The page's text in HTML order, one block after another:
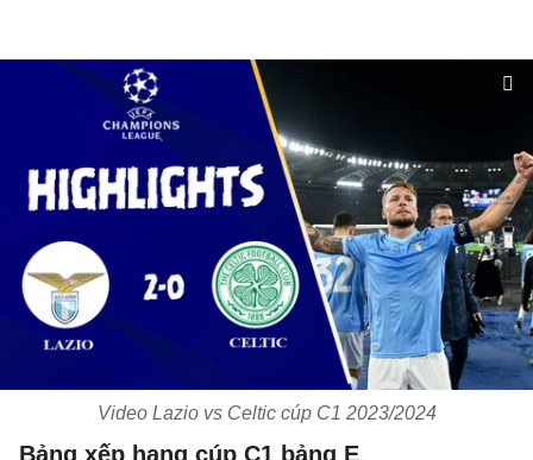
Video Lazio vs Celtic cúp C1 2023/2024
Bảng xếp hạng cúp C1 bảng E